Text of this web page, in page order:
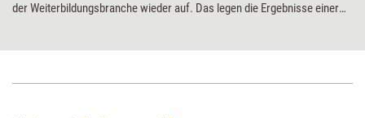
der Weiterbildungsbranche wieder auf. Das legen die Ergebnisse einer